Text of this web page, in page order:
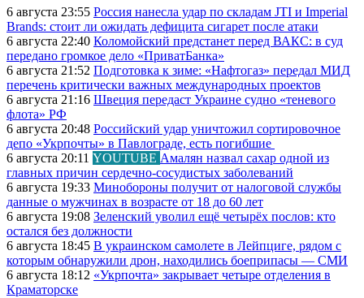
6 августа 23:55 Россия нанесла удар по складам JTI и Imperial
Brands: стоит ли ожидать дефицита сигарет после атаки
6 августа 22:40 Коломойский предстанет перед ВАКС: в суд
передано громкое дело «ПриватБанка»
6 августа 21:52 Подготовка к зиме: «Нафтогаз» передал МИД
перечень критически важных международных проектов
6 августа 21:16 Швеция передаст Украине судно «теневого
флота» РФ
6 августа 20:48 Российский удар уничтожил сортировочное
депо «Укрпочты» в Павлограде, есть погибшие
6 августа 20:11 YOUTUBE Амалян назвал сахар одной из
главных причин сердечно-сосудистых заболеваний
6 августа 19:33 Минобороны получит от налоговой службы
данные о мужчинах в возрасте от 18 до 60 лет
6 августа 19:08 Зеленский уволил ещё четырёх послов: кто
остался без должности
6 августа 18:45 В украинском самолете в Лейпциге, рядом с
которым обнаружили дрон, находились боеприпасы — СМИ
6 августа 18:12 «Укрпочта» закрывает четыре отделения в
Краматорске